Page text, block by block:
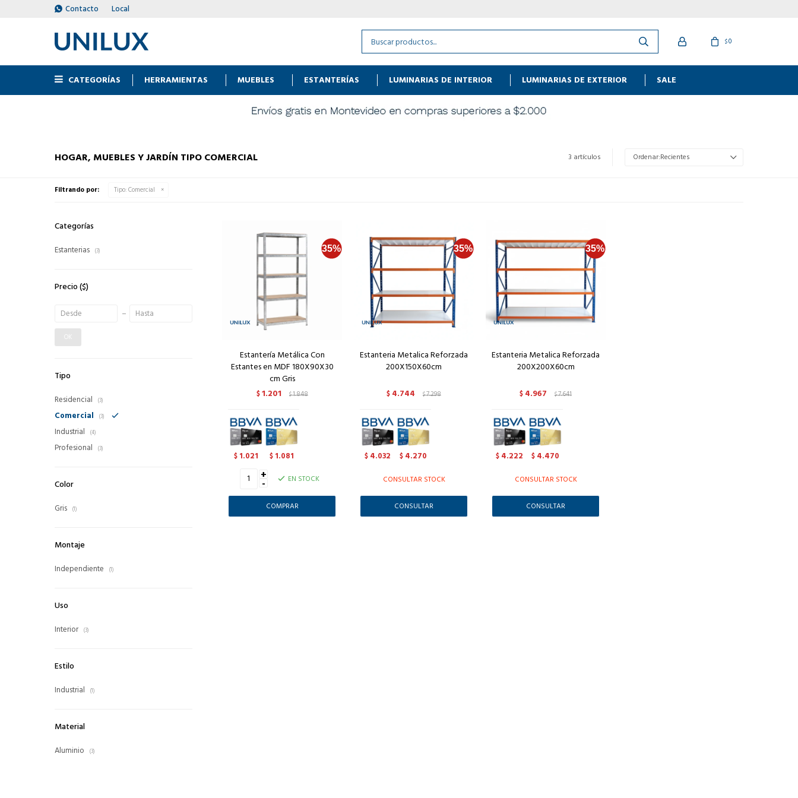
CATEGORÍAS HERRAMIENTAS MUEBLES ESTANTERÍAS LUMINARIAS DE INTERIOR LUMINARIAS DE EXTERIOR SALE
$0
Contacto Local
HOGAR, MUEBLES Y JARDÍN TIPO COMERCIAL 3 artículos Recientes
Filtrando por: Tipo:Comercial
Estantería Metálica Con
Estantes en MDF 180X90X30
cm Gris
$1.201 $1.848
$ 1.021 $ 1.081
+
- EN STOCK
Estanteria Metalica Reforzada
200X150X60cm
$ 4.744 $7.298
$ 4.032 $ 4.270
CONSULTAR STOCK
CONSULTAR
Estanteria Metalica Reforzada
200X200X60cm
$ 4.967 $7.641
$ 4.222 $ 4.470
CONSULTAR STOCK
CONSULTAR
Categorías
Estanterias (3)
Precio($)
OK
Tipo
Residencial (3)
Comercial (3)
Industrial (4)
Profesional (3)
Color
Gris (1)
Montaje
Independiente (1)
Uso
Interior (3)
Estilo
Industrial (1)
Material
Aluminio (3)